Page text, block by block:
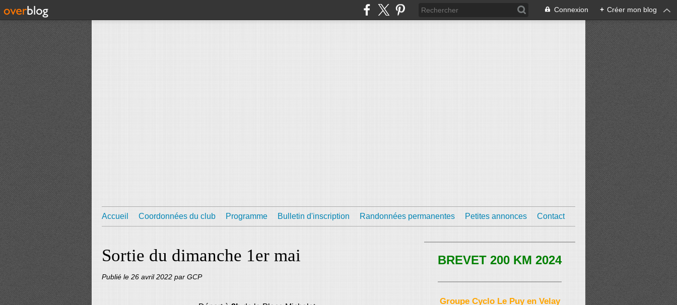
Connexion + Créer mon blog
Accueil Coordonnées du club Programme Bulletin d'inscription Randonnées permanentes Petites annonces Contact
Sortie du dimanche 1er mai
Publié le 26 avril 2022 par GCP
BREVET 200 KM 2024
Groupe Cyclo Le Puy en Velay